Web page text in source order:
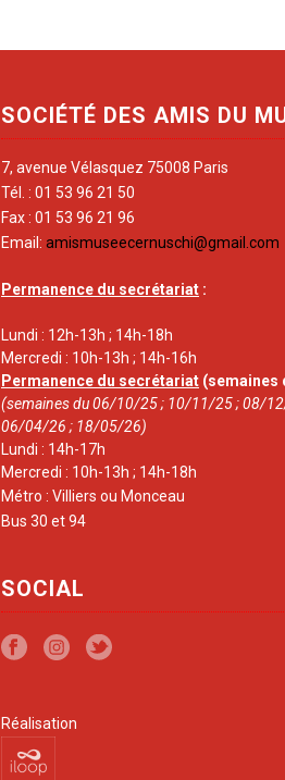
SOCIÉTÉ DES AMIS DU
7, avenue Vélasquez 75008 Paris
Tél. : 01 53 96 21 50
Fax : 01 53 96 21 96
Email: amismuseecernuschi@gmail.com
Permanence du secrétariat :
Lundi : 12h-13h ; 14h-18h
Mercredi : 10h-13h ; 14h-16h
Permanence du secrétariat (semaines
(semaines du 06/10/25 ; 10/11/25 ; 08/
06/04/26 ; 18/05/26)
Lundi : 14h-17h
Mercredi : 10h-13h ; 14h-18h
Métro : Villiers ou Monceau
Bus 30 et 94
SOCIAL
Réalisation